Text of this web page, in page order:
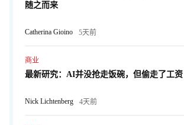
随之而来
Catherina Gioino 5天前
商业
最新研究：AI并没抢走饭碗，但偷走了工资
Nick Lichtenberg 4天前